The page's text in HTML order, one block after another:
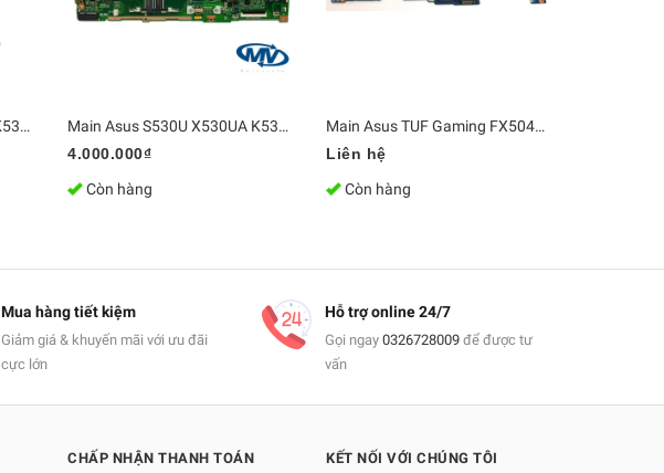
Main Asus S530U X530UA K530U R530U A530UN S5300U i5-8250U
Main Asus S530U X530UA K530U R530U A530UN S5300U i5-8250U
4.000.000₫
Còn hàng
Main Asus TUF Gaming FX504GM FX504GE FX504GF FX504GD i7-8750H GTX1050 DABKLGMB8D0
Liên hệ
Còn hàng
Mua hàng tiết kiệm
Giảm giá & khuyến mãi với ưu đãi
cực lớn
Hỗ trợ online 24/7
Gọi ngay 0326728009để được tư
vấn
CHẤP NHẬN THANH TOÁN KẾT NỐI VỚI CHÚNG TÔI